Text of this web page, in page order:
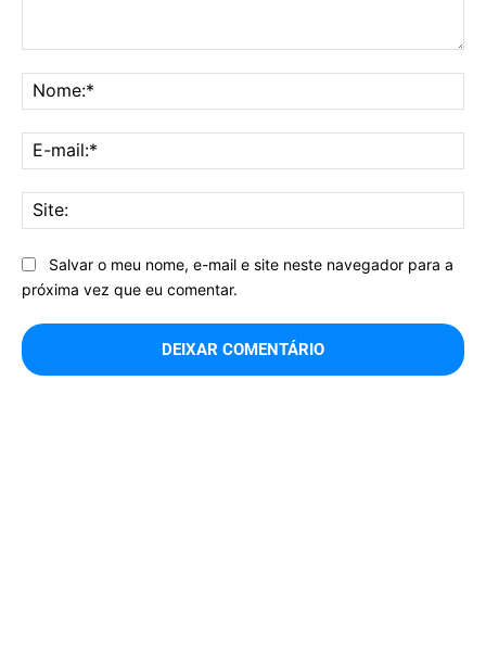
Salvar o meu nome, e-mail e site neste navegador para a
próxima vez que eu comentar.